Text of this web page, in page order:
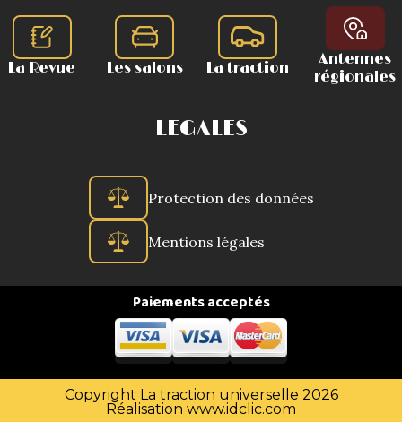
La Revue Les salons La traction
Antennes
régionales
LEGALES
Protection des données
Mentions légales
Paiements acceptés
Copyright La traction universelle 2026
Réalisation www.idclic.com